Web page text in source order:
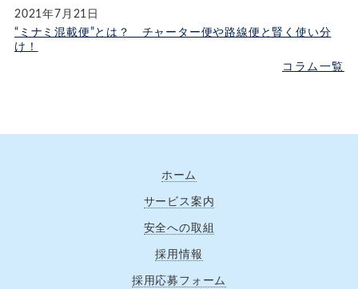
2021年7月21日
“ミナミ混載便”とは？ チャーター便や路線便と賢く使い分
け！
コラム一覧
ホーム
サービス案内
安全への取組
採用情報
採用応募フォーム